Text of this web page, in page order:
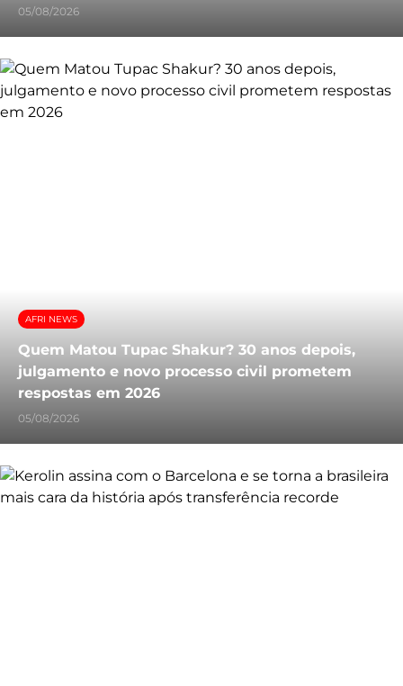
05/08/2026
AFRI NEWS
Quem Matou Tupac Shakur? 30 anos depois,
julgamento e novo processo civil prometem
respostas em 2026
05/08/2026